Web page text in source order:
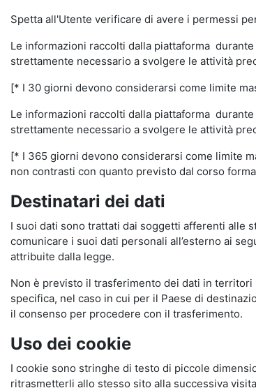
Spetta all'Utente verificare di avere i permessi
Le informazioni raccolti dalla piattaforma
strettamente necessario a svolgere le attività
[* I 30 giorni devono considerarsi come limite
Le informazioni raccolti dalla piattaforma
strettamente necessario a svolgere le attività
[* I 365 giorni devono considerarsi come limite
non contrasti con quanto previsto dal corso
Destinatari dei dati
I suoi dati sono trattati dai soggetti afferenti alle
comunicare i suoi dati personali all’esterno ai
attribuite dalla legge.
Non è previsto il trasferimento dei dati in territori
specifica, nel caso in cui per il Paese di
il consenso per procedere con il trasferimento.
Uso dei cookie
I cookie sono stringhe di testo di piccole
ritrasmetterli allo stesso sito alla successiva